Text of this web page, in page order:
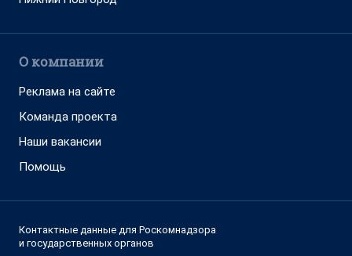
О компании
Реклама на сайте
Команда проекта
Наши вакансии
Помощь
Контактные данные для Роскомнадзора
и государственных органов